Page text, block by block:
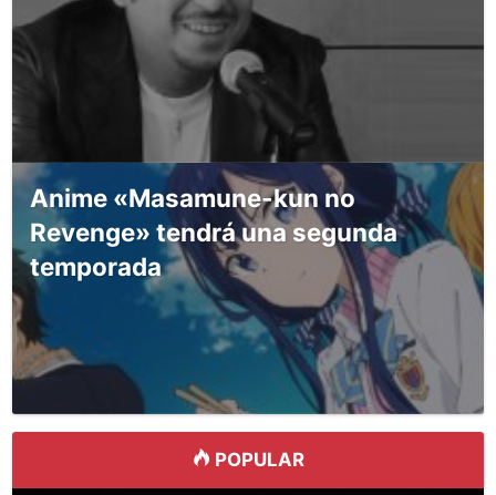
Anime «Masamune-kun no
Revenge» tendrá una segunda
temporada
POPULAR